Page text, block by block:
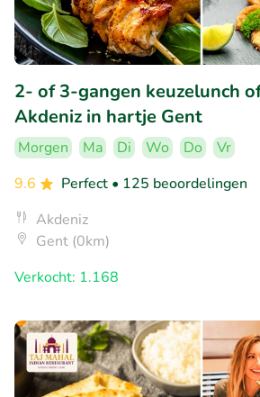
2- of 3-gangen keuzelunch
Akdeniz in hartje Gent
Morgen Ma Di Wo Do
Vr
9.6
Perfect • 125 beoordelingen
Akdeniz
Gent (0km)
Verkocht: 1.168